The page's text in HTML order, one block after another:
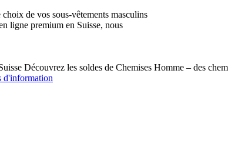
de vos sous-vêtements masculins
ligne premium en Suisse, nous
Découvrez les soldes de Chemises Homme – des
d'information